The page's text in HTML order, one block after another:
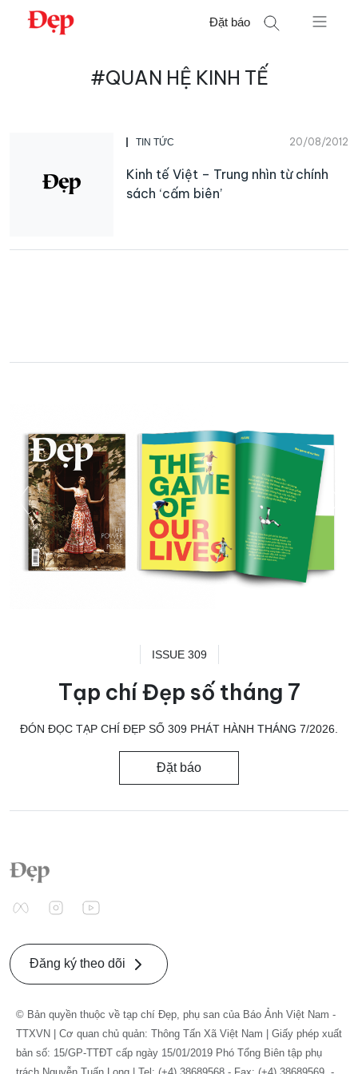
Chuyển
Đặt báo
#QUAN HỆ KINH TẾ
TIN TỨC 20/08/2012
Kinh tế Việt – Trung nhìn từ chính
sách ‘cấm biên’
ISSUE 309
Tạp chí Đẹp số tháng 7
ĐÓN ĐỌC TẠP CHÍ ĐẸP SỐ 309 PHÁT HÀNH THÁNG 7/2026.
Đặt báo
Đăng ký theo dõi
© Bản quyền thuộc về tạp chí Đẹp, phụ san của Báo Ảnh Việt Nam -
TTXVN | Cơ quan chủ quản: Thông Tấn Xã Việt Nam | Giấy phép xuất
bản số: 15/GP-TTĐT cấp ngày 15/01/2019 Phó Tổng Biên tập phụ